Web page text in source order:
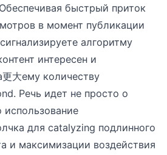
быстрый приток
в момент публикации
алгоритму
интересен и
大ему количеству
Речь идет не просто о
использование
для catalyzing подлинного
и максимизации воздействия